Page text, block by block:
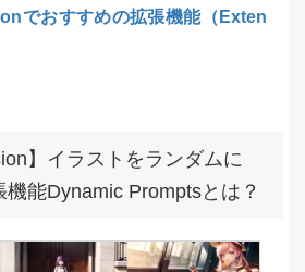
でおすすめの拡張機能（Exten
】イラストをランダムに
能Dynamic Promptsとは？